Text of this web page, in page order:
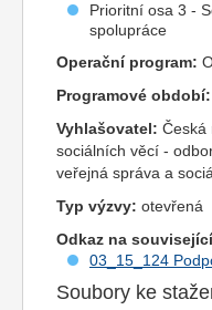
Prioritní osa 3 -
spolupráce
Operační program:
Programové období:
Vyhlašovatel: Česká
sociálních věcí -
veřejná správa a
Typ výzvy: otevřená
Odkaz na
03_15_124
Soubory ke